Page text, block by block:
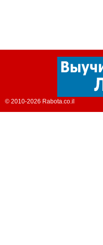
© 2010-2026 Rabota.co.il